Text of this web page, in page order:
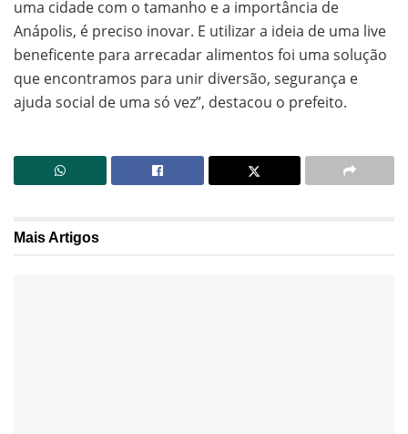
uma cidade com o tamanho e a importância de
Anápolis, é preciso inovar. E utilizar a ideia de uma live
beneficente para arrecadar alimentos foi uma solução
que encontramos para unir diversão, segurança e
ajuda social de uma só vez”, destacou o prefeito.
MaisArtigos